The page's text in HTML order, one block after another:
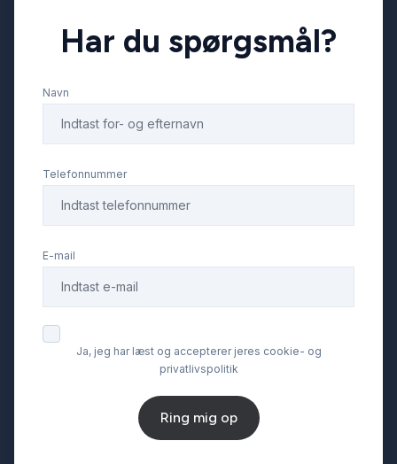
Har du spørgsmål?
Navn
Telefonnummer
E-mail
Ja, jeg har læst og accepterer jeres cookie- og
privatlivspolitik
Ring mig op